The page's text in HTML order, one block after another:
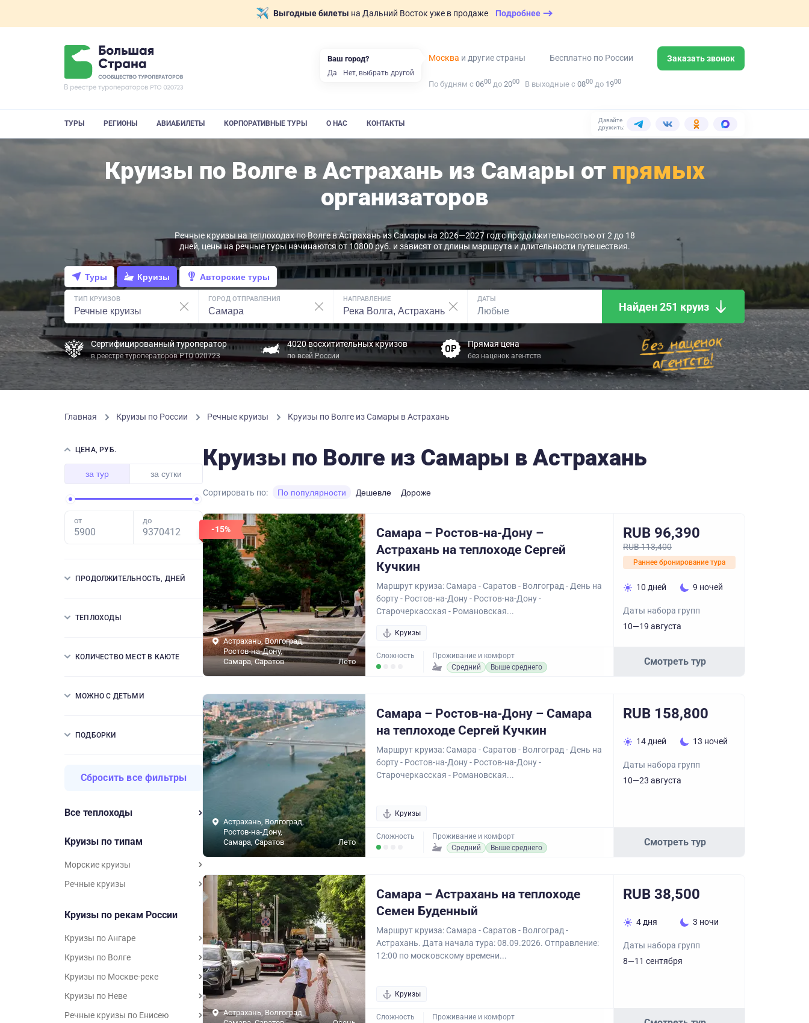
Выгодные билеты на Дальний Восток уже в продаже Подробнее
Москва и другие страны Бесплатно по России Заказать звонок
По будням с 0600 до 2000 В выходные с 0800 до 1900
ТУРЫ РЕГИОНЫ АВИАБИЛЕТЫ КОРПОРАТИВНЫЕ ТУРЫ О НАС КОНТАКТЫ
Давайте
дружить:
Круизы по Волге в Астрахань из Самары от прямых
организаторов
Речные круизы на теплоходах по Волге в Астрахань из Самары на 2026—2027 год с продолжительностью от 2 до 18
дней, цены на речные туры начинаются от 10800 руб. и зависят от длины маршрута и длительности путешествия.
Туры Круизы Авторские туры
ТИП КРУИЗОВ ГОРОД ОТПРАВЛЕНИЯ НАПРАВЛЕНИЕ ДАТЫ
Найден 251 круиз
Сертифицированный туроператор
в реестре туроператоров РТО 020723
4020 восхитительных круизов
по всей России
Прямая цена
без наценок агентств
Главная Круизы по России Речные круизы Круизы по Волге из Самары в Астрахань
ЦЕНА, РУБ.
за тур за сутки
от до
ПРОДОЛЖИТЕЛЬНОСТЬ, ДНЕЙ
ТЕПЛОХОДЫ
КОЛИЧЕСТВО МЕСТ В КАЮТЕ
МОЖНО С ДЕТЬМИ
ПОДБОРКИ
Сбросить все фильтры
Все теплоходы
Круизы по типам
Морские круизы
Речные круизы
Круизы по рекам России
Круизы по Ангаре
Круизы по Волге
Круизы по Москве-реке
Круизы по Неве
Речные круизы по Енисею
Круизы по Волге из Самары в Астрахань
Сортировать по: По популярности Дешевле Дороже
-15%
Астрахань, Волгоград,
Ростов-на-Дону,
Самара, Саратов
Лето
Самара – Ростов-на-Дону –
Астрахань на теплоходе Сергей
Кучкин
Маршрут круиза: Самара - Саратов - Волгоград - День на
борту - Ростов-на-Дону - Ростов-на-Дону -
Старочеркасская - Романовская...
Круизы
Сложность
Проживание и комфорт
Средний
Выше среднего
RUB 96,390
RUB 113,400
Раннее бронирование тура
10 дней 9 ночей
Даты набора групп
10—19 августа
Смотреть тур
Астрахань, Волгоград,
Ростов-на-Дону,
Самара, Саратов
Лето
Самара – Ростов-на-Дону – Самара
на теплоходе Сергей Кучкин
Маршрут круиза: Самара - Саратов - Волгоград - День на
борту - Ростов-на-Дону - Ростов-на-Дону -
Старочеркасская - Романовская...
Круизы
Сложность
Проживание и комфорт
Средний
Выше среднего
RUB 158,800
14 дней 13 ночей
Даты набора групп
10—23 августа
Смотреть тур
Астрахань, Волгоград,
Самара – Астрахань на теплоходе
Семен Буденный
Маршрут круиза: Самара - Саратов - Волгоград -
Астрахань. Дата начала тура: 08.09.2026. Отправление:
12:00 по московскому времени...
Круизы
Сложность
Проживание и комфорт
RUB 38,500
4 дня 3 ночи
Даты набора групп
8—11 сентября
Ваш город?
Да Нет, выбрать другой